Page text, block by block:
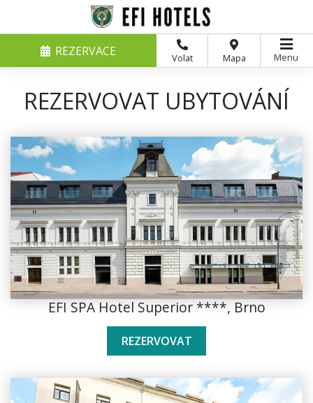
Volat Mapa
REZERVACE Menu
REZERVOVAT UBYTOVÁNÍ
EFI SPA Hotel Superior ****, Brno
REZERVOVAT